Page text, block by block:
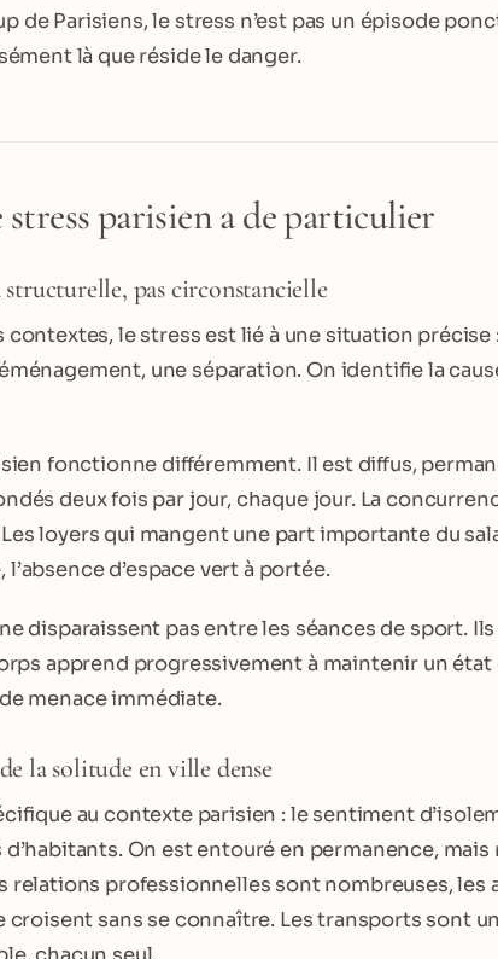
de Parisiens, le stress n’est pas un épisode
là que réside le danger.
stress parisien a de particulier
structurelle, pas circonstancielle
contextes, le stress est lié à une situation
une séparation. On identifie la
fonctionne différemment. Il est diffus,
deux fois par jour, chaque jour. La
loyers qui mangent une part importante du
d’espace vert à portée.
disparaissent pas entre les séances de sport.
apprend progressivement à maintenir un état
menace immédiate.
la solitude en ville dense
au contexte parisien : le sentiment
On est entouré en permanence,
relations professionnelles sont nombreuses, les
croisent sans se connaître. Les transports sont